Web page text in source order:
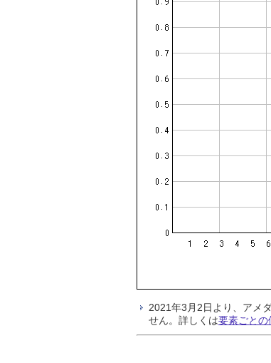
2021年3月2日より、アメ
せん。詳しくは要素ごとの